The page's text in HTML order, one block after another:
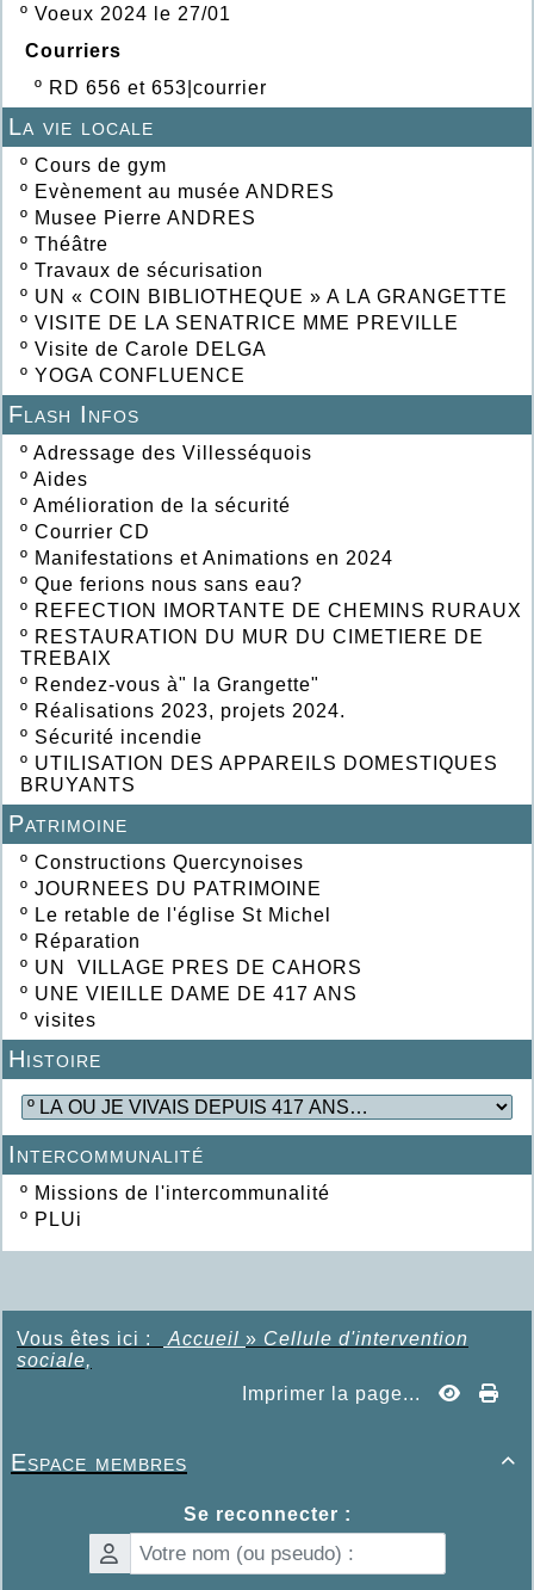
º Voeux 2024 le 27/01
Courriers
º RD 656 et 653|courrier
La vie locale
º Cours de gym
º Evènement au musée ANDRES
º Musee Pierre ANDRES
º Théâtre
º Travaux de sécurisation
º UN « COIN BIBLIOTHEQUE » A LA GRANGETTE
º VISITE DE LA SENATRICE MME PREVILLE
º Visite de Carole DELGA
º YOGA CONFLUENCE
Flash Infos
º Adressage des Villesséquois
º Aides
º Amélioration de la sécurité
º Courrier CD
º Manifestations et Animations en 2024
º Que ferions nous sans eau?
º REFECTION IMORTANTE DE CHEMINS RURAUX
º RESTAURATION DU MUR DU CIMETIERE DE
TREBAIX
º Rendez-vous à" la Grangette"
º Réalisations 2023, projets 2024.
º Sécurité incendie
º UTILISATION DES APPAREILS DOMESTIQUES
BRUYANTS
Patrimoine
º Constructions Quercynoises
º JOURNEES DU PATRIMOINE
º Le retable de l'église St Michel
º Réparation
º UN VILLAGE PRES DE CAHORS
º UNE VIEILLE DAME DE 417 ANS
º visites
Histoire
Intercommunalité
º Missions de l'intercommunalité
º PLUi
Vous êtes ici : Accueil » Cellule d'intervention
sociale,
Imprimer la page...

Espace membres
Se reconnecter :